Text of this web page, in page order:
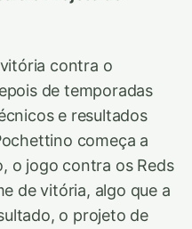
contra o
de temporadas
e resultados
começa a
o jogo contra os Reds
de vitória, algo que a
o projeto de